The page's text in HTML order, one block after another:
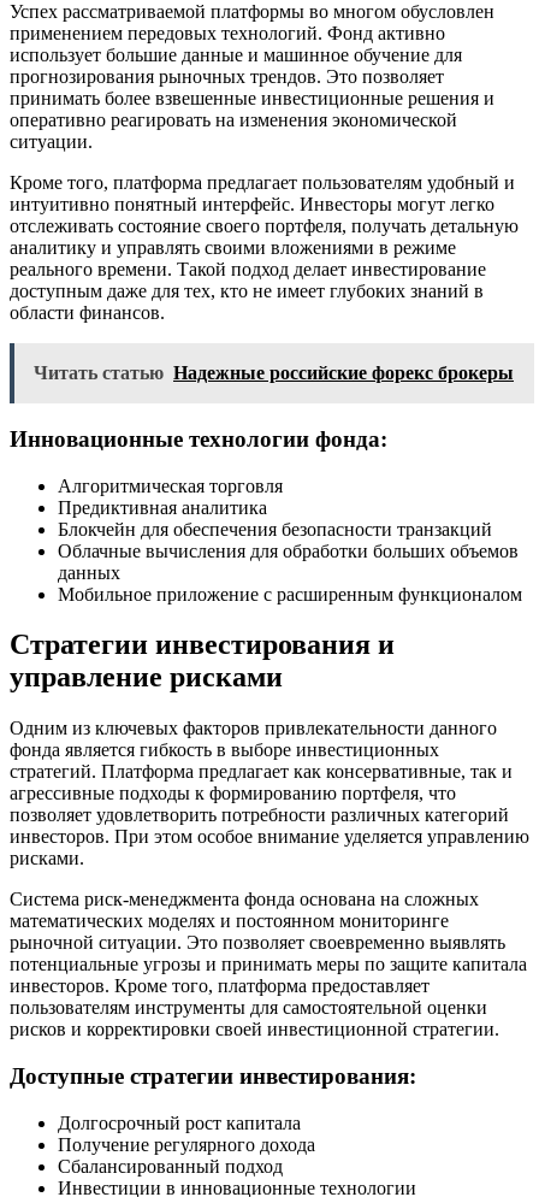
Успех рассматриваемой платформы во многом обусловлен
применением передовых технологий. Фонд активно
использует большие данные и машинное обучение для
прогнозирования рыночных трендов. Это позволяет
принимать более взвешенные инвестиционные решения и
оперативно реагировать на изменения экономической
ситуации.
Кроме того, платформа предлагает пользователям удобный и
интуитивно понятный интерфейс. Инвесторы могут легко
отслеживать состояние своего портфеля, получать детальную
аналитику и управлять своими вложениями в режиме
реального времени. Такой подход делает инвестирование
доступным даже для тех, кто не имеет глубоких знаний в
области финансов.
Читать статью Надежные российские форекс брокеры
Инновационные технологии фонда:
Алгоритмическая торговля
Предиктивная аналитика
Блокчейн для обеспечения безопасности транзакций
Облачные вычисления для обработки больших объемов
данных
Мобильное приложение с расширенным функционалом
Стратегии инвестирования и
управление рисками
Одним из ключевых факторов привлекательности данного
фонда является гибкость в выборе инвестиционных
стратегий. Платформа предлагает как консервативные, так и
агрессивные подходы к формированию портфеля, что
позволяет удовлетворить потребности различных категорий
инвесторов. При этом особое внимание уделяется управлению
рисками.
Система риск-менеджмента фонда основана на сложных
математических моделях и постоянном мониторинге
рыночной ситуации. Это позволяет своевременно выявлять
потенциальные угрозы и принимать меры по защите капитала
инвесторов. Кроме того, платформа предоставляет
пользователям инструменты для самостоятельной оценки
рисков и корректировки своей инвестиционной стратегии.
Доступные стратегии инвестирования:
Долгосрочный рост капитала
Получение регулярного дохода
Сбалансированный подход
Инвестиции в инновационные технологии